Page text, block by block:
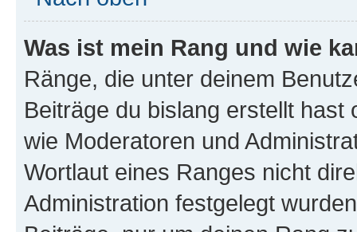
Was ist mein Rang und wie
Ränge, die unter deinem
Beiträge du bislang erstellt
wie Moderatoren und
Wortlaut eines Ranges nicht
Administration festgelegt